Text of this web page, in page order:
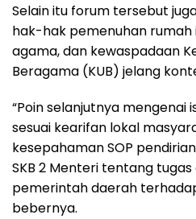
Selain itu forum tersebut
hak-hak pemenuhan
agama, dan kewaspadaan
Beragama (KUB) jelang
“Poin selanjutnya mengenai
sesuai kearifan lokal
kesepahaman SOP
SKB 2 Menteri tentang
pemerintah daerah
bebernya.